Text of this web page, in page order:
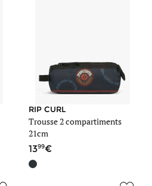
RIP CURL
Trousse 2 compartiments
21cm
1399